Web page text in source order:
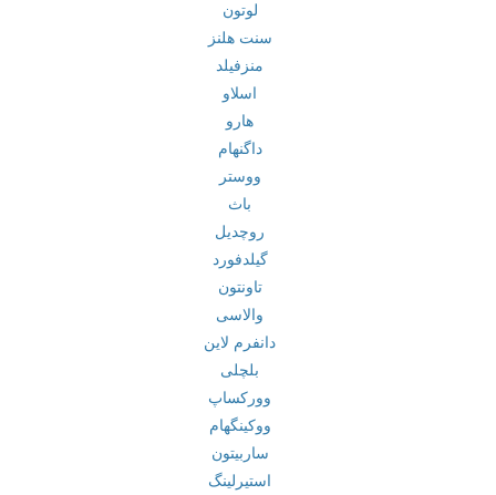
لوتون
سنت هلنز
منزفیلد
اسلاو
هارو
داگنهام
ووستر
باث
روچدیل
گیلدفورد
تاونتون
والاسی
دانفرم لاین
بلچلی
وورکساپ
ووکینگهام
ساربیتون
استیرلینگ